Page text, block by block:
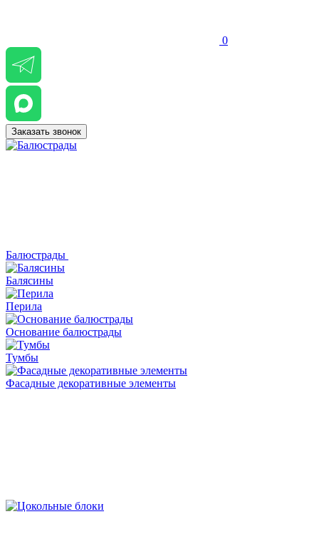
0
Заказать звонок
Балюстрады
Балясины
Перила
Основание балюстрады
Тумбы
Фасадные декоративные элементы